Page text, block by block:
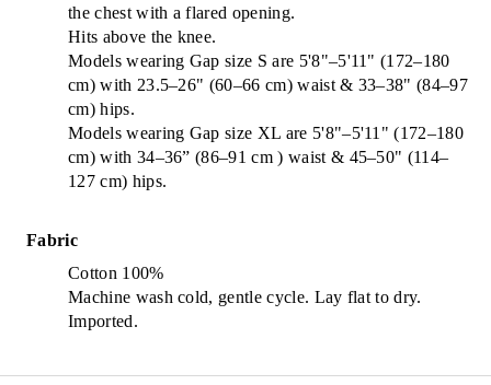
the chest with a flared opening.
Hits above the knee.
Models wearing Gap size S are 5'8"–5'11" (172–180
cm) with 23.5–26" (60–66 cm) waist & 33–38" (84–97
cm) hips.
Models wearing Gap size XL are 5'8"–5'11" (172–180
cm) with 34–36” (86–91 cm ) waist & 45–50" (114–
127 cm) hips.
Fabric
Cotton 100%
Machine wash cold, gentle cycle. Lay flat to dry.
Imported.